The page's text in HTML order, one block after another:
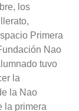
los
Primera
Nao
tuvo
la
la Nao
la primera